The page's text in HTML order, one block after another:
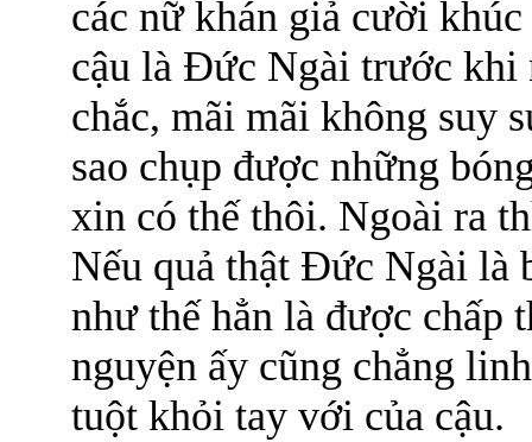
các nữ khán giả cười
cậu là Đức Ngài trước khi
chắc, mãi mãi không suy
sao chụp được những
xin có thế thôi. Ngoài ra
Nếu quả thật Đức Ngài là
như thế hẳn là được chấp
nguyện ấy cũng chẳng
tuột khỏi tay với của cậu.